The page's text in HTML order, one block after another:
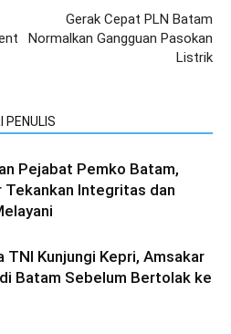
Gerak Cepat PLN Batam
Normalkan Gangguan Pasokan
Listrik
PENULIS
Pejabat Pemko Batam,
Tekankan Integritas dan
TNI Kunjungi Kepri, Amsakar
Batam Sebelum Bertolak ke